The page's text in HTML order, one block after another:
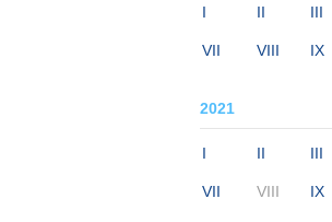
I II III
VII VIII IX
2021
I II III
VII VIII IX